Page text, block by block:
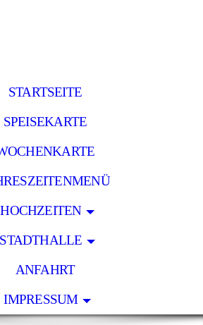
STARTSEITE
SPEISEKARTE
HOCHZEITEN
STADTHALLE
ANFAHRT
IMPRESSUM